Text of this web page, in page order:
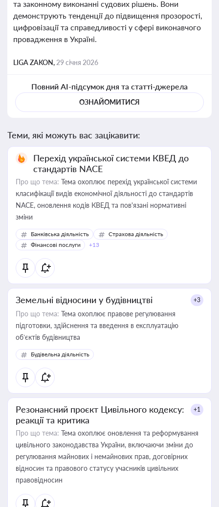
та законному виконанні судових рішень. Вони
демонструють тенденції до підвищення прозорості,
цифровізації та справедливості у сфері виконавчого
провадження в Україні.
LIGA ZAKON, 29 січня 2026
Повний AI-підсумок дня та статті-джерела
ОЗНАЙОМИТИСЯ
Теми, які можуть вас зацікавити:
Перехід української системи КВЕД до
стандартів NACE
Про що тема: Тема охоплює перехід української системи
класифікації видів економічної діяльності до стандартів
NACE, оновлення кодів КВЕД та пов'язані нормативні
зміни
Банківська діяльність
Страхова діяльність
Фінансові послуги
+13
Земельні відносини у будівництві +3
Про що тема: Тема охоплює правове регулювання
підготовки, здійснення та введення в експлуатацію
об’єктів будівництва
Будівельна діяльність
Резонансний проєкт Цивільного кодексу:
реакції та критика
+1
Про що тема: Тема охоплює оновлення та реформування
цивільного законодавства України, включаючи зміни до
регулювання майнових і немайнових прав, договірних
відносин та правового статусу учасників цивільних
правовідносин